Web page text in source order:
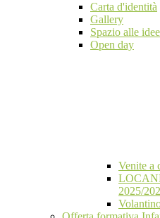
Carta d'identità
Gallery
Spazio alle idee
Open day
Venite a
2025/